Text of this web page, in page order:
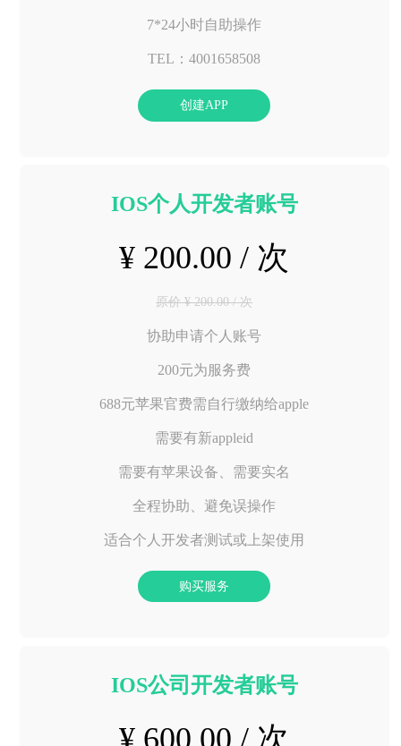
7*24小时自助操作
TEL：4001658508
创建APP
IOS个人开发者账号
¥ 200.00 / 次
原价 ¥ 200.00 / 次
协助申请个人账号
200元为服务费
688元苹果官费需自行缴纳给apple
需要有新appleid
需要有苹果设备、需要实名
全程协助、避免误操作
适合个人开发者测试或上架使用
购买服务
IOS公司开发者账号
¥ 600.00 / 次